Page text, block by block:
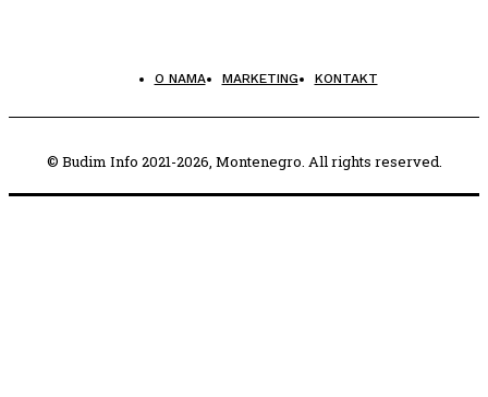
O NAMA MARKETING KONTAKT
© Budim Info 2021-2026, Montenegro. All rights reserved.